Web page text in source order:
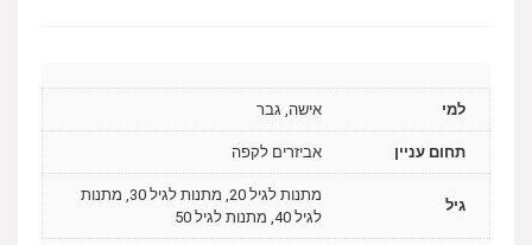
למי אישה, גבר
תחום עניין אביזרים לקפה
גיל
מתנות לגיל 20, מתנות לגיל 30, מתנות
לגיל 40, מתנות לגיל 50